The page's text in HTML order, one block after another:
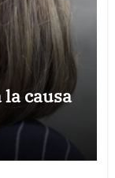
causa